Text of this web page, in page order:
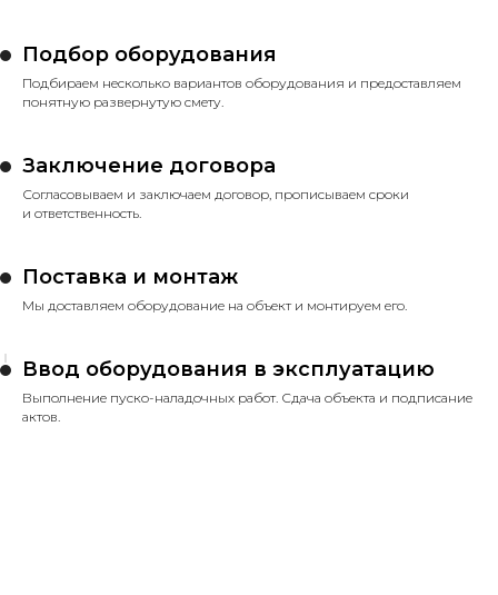
Подбор оборудования
Подбираем несколько вариантов оборудования и предоставляем
понятную развернутую смету.
Заключение договора
Согласовываем и заключаем договор, прописываем сроки
и ответственность.
Поставка и монтаж
Мы доставляем оборудование на объект и монтируем его.
Ввод оборудования в эксплуатацию
Выполнение пуско-наладочных работ. Сдача объекта и подписание
актов.